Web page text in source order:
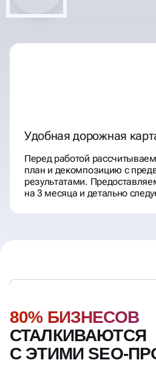
Удобная дорожная
Перед работой
план и декомпозицию с
результатами.
на 3 месяца и детально
80% БИЗНЕСОВ
СТАЛКИВАЮТСЯ
С ЭТИМИ SEO-